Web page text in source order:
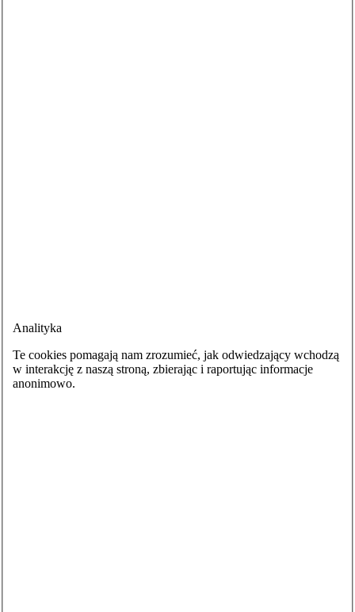
Analityka
Te cookies pomagają nam zrozumieć, jak odwiedzający wchodzą
w interakcję z naszą stroną, zbierając i raportując informacje
anonimowo.